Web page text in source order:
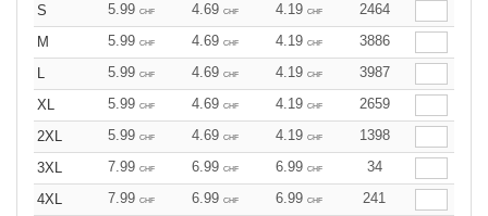
S 5.99 CHF 4.69 CHF 4.19 CHF
2464
M
5.99 CHF 4.69 CHF 4.19 CHF
3886
L
5.99 CHF 4.69 CHF 4.19 CHF
3987
XL
5.99 CHF 4.69 CHF 4.19 CHF
2659
2XL
5.99 CHF 4.69 CHF 4.19 CHF
1398
3XL
7.99 CHF 6.99 CHF 6.99 CHF
34
4XL
7.99 CHF 6.99 CHF 6.99 CHF
241